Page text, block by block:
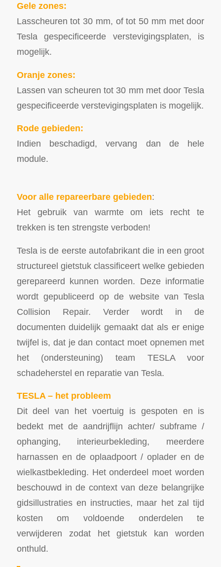
Gele zones:
Lasscheuren tot 30 mm, of tot 50 mm met door
Tesla gespecificeerde verstevigingsplaten, is
mogelijk.
Oranje zones:
Lassen van scheuren tot 30 mm met door Tesla
gespecificeerde verstevigingsplaten is mogelijk.
Rode gebieden:
Indien beschadigd, vervang dan de hele
module.
Voor alle repareerbare gebieden:
Het gebruik van warmte om iets recht te
trekken is ten strengste verboden!
Tesla is de eerste autofabrikant die in een groot
structureel gietstuk classificeert welke gebieden
gerepareerd kunnen worden. Deze informatie
wordt gepubliceerd op de website van Tesla
Collision Repair. Verder wordt in de
documenten duidelijk gemaakt dat als er enige
twijfel is, dat je dan contact moet opnemen met
het (ondersteuning) team TESLA voor
schadeherstel en reparatie van Tesla.
TESLA – het probleem
Dit deel van het voertuig is gespoten en is
bedekt met de aandrijflijn achter/ subframe /
ophanging, interieurbekleding, meerdere
harnassen en de oplaadpoort / oplader en de
wielkastbekleding. Het onderdeel moet worden
beschouwd in de context van deze belangrijke
gidsillustraties en instructies, maar het zal tijd
kosten om voldoende onderdelen te
verwijderen zodat het gietstuk kan worden
onthuld.